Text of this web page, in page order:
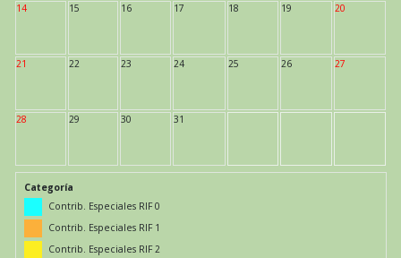
14 15 16 17 18 19 20
21 22 23 24 25 26 27
28 29 30 31
Categoría
Contrib. Especiales RIF 0
Contrib. Especiales RIF 1
Contrib. Especiales RIF 2